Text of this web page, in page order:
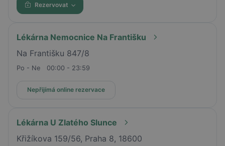
Rezervovat
Lékárna Nemocnice Na Františku
Na Františku 847/8
Po - Ne 00:00 - 23:59
Nepřijímá online rezervace
Lékárna U Zlatého Slunce
Křižíkova 159/56, Praha 8, 18600